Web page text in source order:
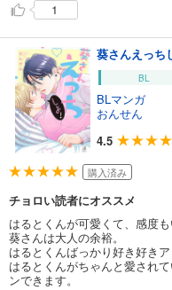
1
葵さんえっち
BL
BLマンガ
おんせん
4.5
購入済み
チョロい読者にオススメ
はるとくんが可愛くて、感度も
葵さんは大人の余裕。
はるとくんばっかり好き好き
はるとくんがちゃんと愛され
ンできます。